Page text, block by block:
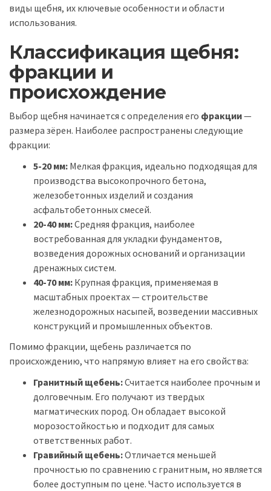
виды щебня, их ключевые особенности и области
использования.
Классификация щебня:
фракции и
происхождение
Выбор щебня начинается с определения его фракции—
размера зёрен. Наиболее распространены следующие
фракции:
5-20 мм: Мелкая фракция, идеально подходящая для
производства высокопрочного бетона,
железобетонных изделий и создания
асфальтобетонных смесей.
20-40 мм:Средняя фракция, наиболее
востребованная для укладки фундаментов,
возведения дорожных оснований и организации
дренажных систем.
40-70 мм: Крупная фракция, применяемая в
масштабных проектах — строительстве
железнодорожных насыпей, возведении массивных
конструкций и промышленных объектов.
Помимо фракции, щебень различается по
происхождению, что напрямую влияет на его свойства:
Гранитный щебень:Считается наиболее прочным и
долговечным. Его получают из твердых
магматических пород. Он обладает высокой
морозостойкостью и подходит для самых
ответственных работ.
Гравийный щебень:Отличается меньшей
прочностью по сравнению с гранитным, но является
более доступным по цене. Часто используется в